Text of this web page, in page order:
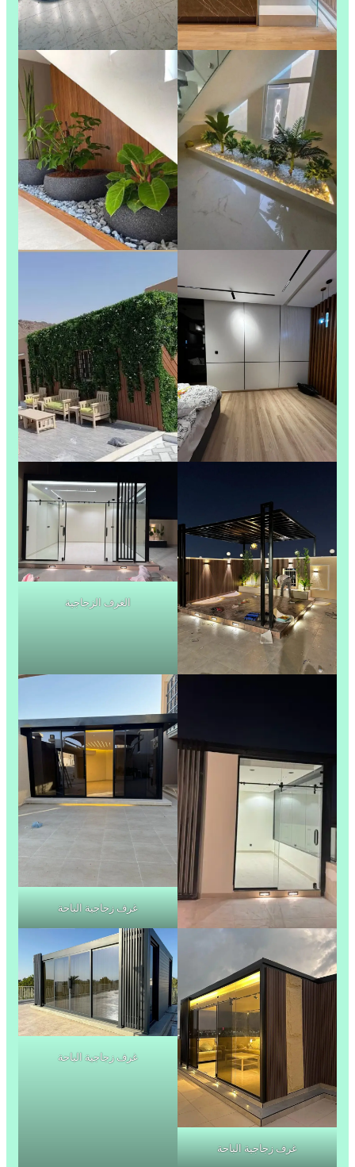
الغرف الزجاجية
غرف زجاجية الباحة
غرف زجاجية الباحة
غرف زجاجية الباحة